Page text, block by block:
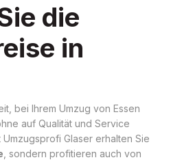
die
in
bei Ihrem Umzug von Essen
auf Qualität und Service
Glaser erhalten Sie
, sondern profitieren auch von